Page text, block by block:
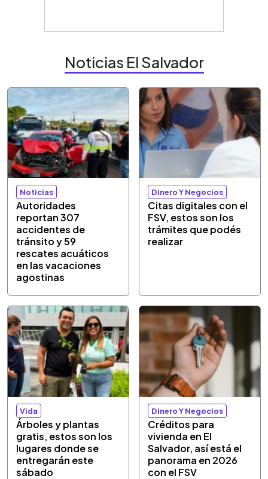
Noticias El Salvador
Noticias
Autoridades
reportan 307
accidentes de
tránsito y 59
rescates acuáticos
en las vacaciones
agostinas
Dinero Y Negocios
Citas digitales con el
FSV, estos son los
trámites que podés
realizar
Vida
Árboles y plantas
gratis, estos son los
lugares donde se
entregarán este
sábado
Dinero Y Negocios
Créditos para
vivienda en El
Salvador, así está el
panorama en 2026
con el FSV